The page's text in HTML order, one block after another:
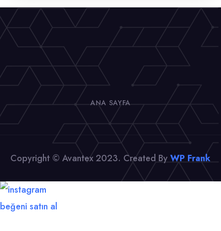
ANA SAYFA
Copyright © Avantex 2023. Created ByWP Frank